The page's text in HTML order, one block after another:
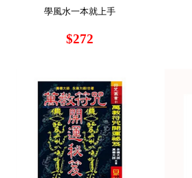
學風水一本就上手
$272